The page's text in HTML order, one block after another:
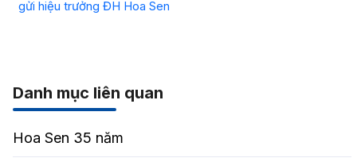
gửi hiệu trưởng ĐH Hoa Sen
Danh mục liên quan
Hoa Sen 35 năm